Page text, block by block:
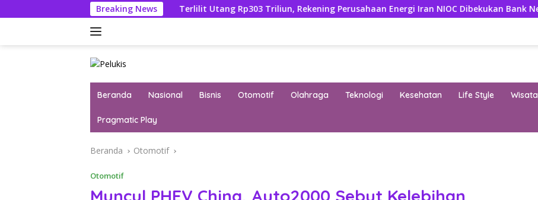
ke
Breaking NewsTerlilit Utang Rp303 Triliun, Rekening Perusahaan Energi Iran NIOC Dibekukan Bank Negeri
Beranda Nasional Bisnis Otomotif Olahraga Teknologi Kesehatan Life Style Wisata
Pragmatic Play
Beranda Otomotif
Otomotif
Muncul PHEV China, Auto2000 Sebut Kelebihan